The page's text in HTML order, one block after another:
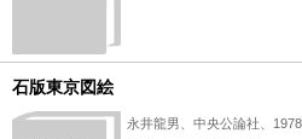
石版東京図絵
永井龍男、中央公論社、1978